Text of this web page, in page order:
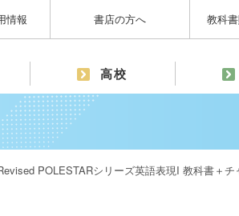
情報 書店の方へ 教科
高校
POLESTARシリーズ英語表現I 教科書＋